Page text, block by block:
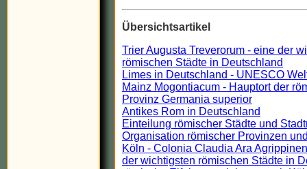
Übersichtsartikel
Trier Augusta Treverorum - eine der
römischen Städte in Deutschland
Limes in Deutschland - UNESCO
Mainz Mogontiacum - Hauptort der
Provinz Germania superior
Antikes Rom in Deutschland
Einteilung römischer Städte und
Organisation römischer Provinzen
Köln - Colonia Claudia Ara
der wichtigsten römischen Städte in